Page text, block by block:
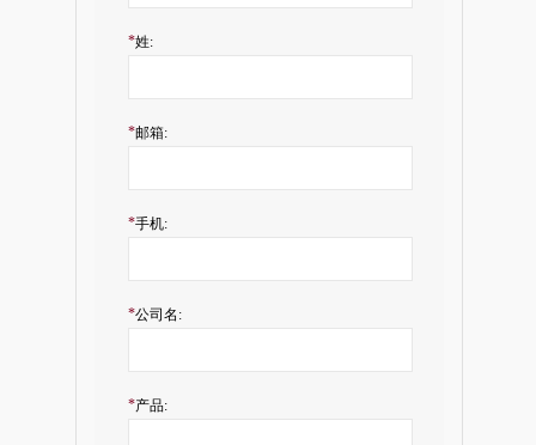
*姓:
*邮箱:
*手机:
*公司名:
*产品: